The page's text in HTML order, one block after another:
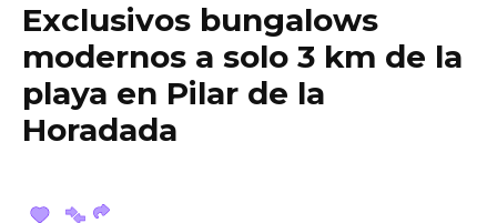
Exclusivos bungalows
modernos a solo 3 km de la
playa en Pilar de la
Horadada